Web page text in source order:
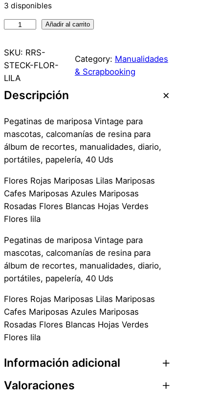
3 disponibles
S
t
i
c
k
r
S
c
r
a
p
b
o
k
D
i
s
e
ñ
o
s
l
o
r
Añadir al carrito
SKU: RRS-
STECK-FLOR-
LILA
Category: Manualidades
& Scrapbooking
Descripción
Pegatinas de mariposa Vintage para
mascotas, calcomanías de resina para
álbum de recortes, manualidades, diario,
portátiles, papelería, 40 Uds
Flores Rojas Mariposas Lilas Mariposas
Cafes Mariposas Azules Mariposas
Rosadas Flores Blancas Hojas Verdes
Flores lila
Pegatinas de mariposa Vintage para
mascotas, calcomanías de resina para
álbum de recortes, manualidades, diario,
portátiles, papelería, 40 Uds
Flores Rojas Mariposas Lilas Mariposas
Cafes Mariposas Azules Mariposas
Rosadas Flores Blancas Hojas Verdes
Flores lila
Información adicional
Atributos
Valoraciones